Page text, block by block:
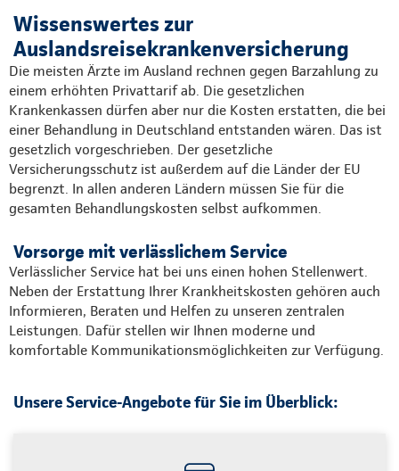
Wissenswertes zur
Auslandsreisekrankenversicherung
Die meisten Ärzte im Ausland rechnen gegen Barzahlung zu
einem erhöhten Privattarif ab. Die gesetzlichen
Krankenkassen dürfen aber nur die Kosten erstatten, die bei
einer Behandlung in Deutschland entstanden wären. Das ist
gesetzlich vorgeschrieben. Der gesetzliche
Versicherungsschutz ist außerdem auf die Länder der EU
begrenzt. In allen anderen Ländern müssen Sie für die
gesamten Behandlungskosten selbst aufkommen.
Vorsorge mit verlässlichem Service
Verlässlicher Service hat bei uns einen hohen Stellenwert.
Neben der Erstattung Ihrer Krankheitskosten gehören auch
Informieren, Beraten und Helfen zu unseren zentralen
Leistungen. Dafür stellen wir Ihnen moderne und
komfortable Kommunikationsmöglichkeiten zur Verfügung.
Unsere Service-Angebote für Sie im Überblick: